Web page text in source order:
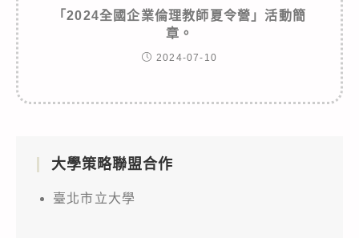
「2024全國企業倫理教師夏令營」活動簡
章。
2024-07-10
大學策略聯盟合作
臺北市立大學